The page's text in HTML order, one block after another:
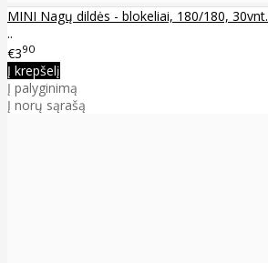
MINI Nagų dildės - blokeliai, 180/180, 30vnt.
..
€390
Į krepšelį
Į palyginimą
Į norų sąrašą